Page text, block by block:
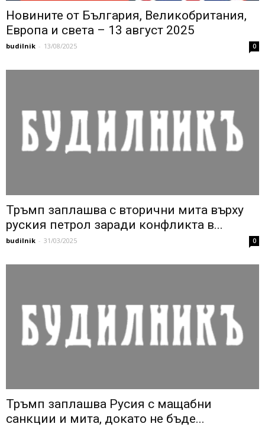
Новините от България, Великобритания,
Европа и света – 13 август 2025
budilnik - 13/08/2025 0
Тръмп заплашва с вторични мита върху
руския петрол заради конфликта в...
budilnik - 31/03/2025 0
Тръмп заплашва Русия с мащабни
санкции и мита, докато не бъде...